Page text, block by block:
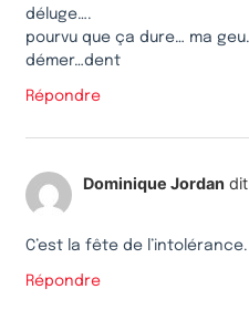
déluge….
pourvu que ça dure… ma
démer…dent
Répondre
Dominique Jordan
C’est la fête de l’intolérance.
Répondre